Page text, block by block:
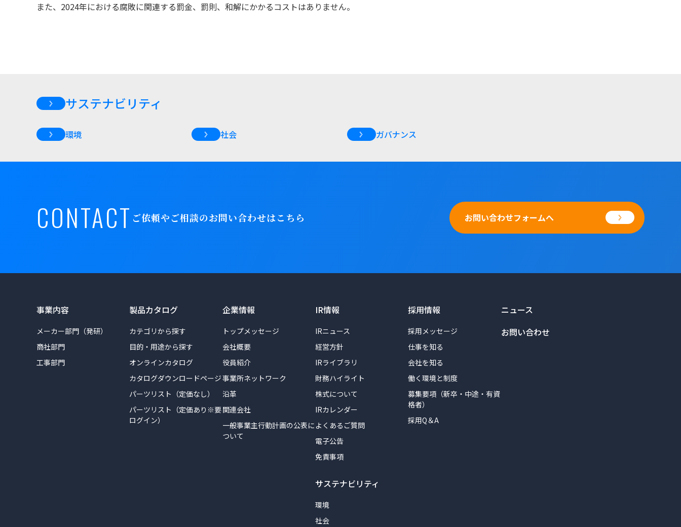
また、2024年における腐敗に関連する罰金、罰則、和解にかかるコストはありません。
サステナビリティ
環境 社会 ガバナンス
CONTACT ご依頼やご相談のお問い合わせはこちら お問い合わせフォームへ
事業内容
メーカー部門（発研）
商社部門
工事部門
製品カタログ
カテゴリから探す
目的・用途から探す
オンラインカタログ
カタログダウンロードページ
パーツリスト（定価なし）
パーツリスト（定価あり※要
ログイン）
企業情報
トップメッセージ
会社概要
役員紹介
事業所ネットワーク
沿革
関連会社
一般事業主行動計画の公表に
ついて
IR情報
IRニュース
経営方針
IRライブラリ
財務ハイライト
株式について
IRカレンダー
よくあるご質問
電子公告
免責事項
サステナビリティ
環境
社会
採用情報
採用メッセージ
仕事を知る
会社を知る
働く環境と制度
募集要項（新卒・中途・有資
格者）
採用Q＆A
ニュース
お問い合わせ